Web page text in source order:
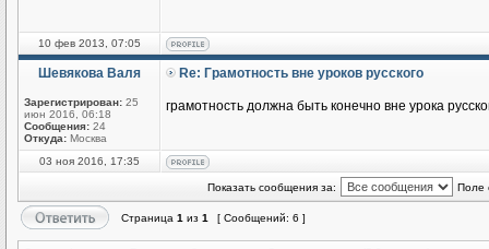
10 фев 2013, 07:05
Шевякова Валя
Зарегистрирован: 25
июн 2016, 06:18
Сообщения: 24
Откуда: Москва
Re: Грамотность вне уроков русского
грамотность должна быть конечно вне урока
03 ноя 2016, 17:35
Показать сообщения за: Поле
Страница 1 из 1 [ Сообщений: 6 ]